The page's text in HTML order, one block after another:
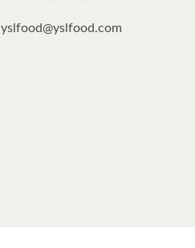
yslfood@yslfood.com